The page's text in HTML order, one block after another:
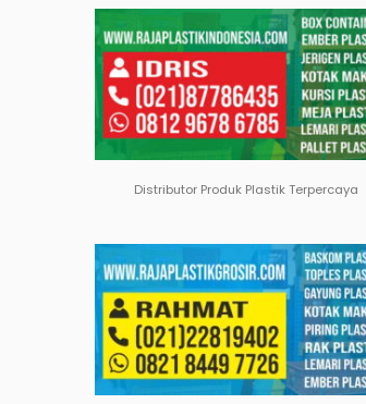
Distributor Produk Plastik Terpercaya